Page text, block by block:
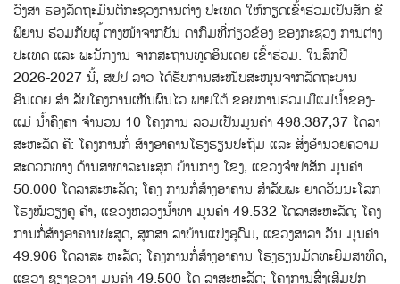
ວົງສາ ຮອງລັດຖະມົນຕີກະຊວງການຕ່າງ ປະເທດ ໃຫ້ກຽດເຂົ້າຮ່ວມເປັນສັກ ຂີ
ພິຍານ ຮ່ວມກັບຜູ ້ຕາງໜ້າຈາກບັນ ດາກົມທີ່ກ່ຽວຂ້ອງ ຂອງກະຊວງ ການຕ່າງ
ປະເທດ ແລະ ພະນັກງານ ຈາກສະຖານທູດອິນເດຍ ເຂົ້າຮ່ວມ. ໃນສົກປີ
2026-2027 ນີ້, ສປປ ລາວ ໄດ້ຮັບການສະໜັບສະໜູນຈາກລັດຖະບານ
ອິນເດຍ ສຳ ລັບໂຄງການເຫັນຜົນໄວ ພາຍໃຕ້ ຂອບການຮ່ວມມືແມ່ນ້ຳຂອງ-
ແມ່ ນ້ຳຄົງຄາ ຈຳນວນ 10 ໂຄງການ ລວມເປັນມູນຄ່າ 498.387,37 ໂດລາ
ສະຫະລັດ ຄື: ໂຄງການກໍ່ ສ້າງອາຄານໂຮງຮຽນປະຖົມ ແລະ ສິ່ງອໍານວຍຄວາມ
ສະດວກທາງ ດ້ານສາທາລະນະສຸກ ບ້ານກາງ ໂຂງ, ແຂວງຈຳປາສັກ ມູນຄ່າ
50.000 ໂດລາສະຫະລັດ; ໂຄງ ການກໍ່ສ້າງອາຄານ ສຳລັບພະ ຍາດວັນນະໂລກ
ໂຮງໝໍວຽງຄູ ຄຳ, ແຂວງຫລວງນໍ້າທາ ມູນຄ່າ 49.532 ໂດລາສະຫະລັດ; ໂຄງ
ການກໍ່ສ້າງອາຄານປະສູດ, ສຸກສາ ລາບ້ານແບ່ງອຸດົມ, ແຂວງສາລາ ວັນ ມູນຄ່າ
49.906 ໂດລາສະ ຫະລັດ; ໂຄງການກໍ່ສ້າງອາຄານ ໂຮງຮຽນມັດທະຍົມສາທິດ,
ແຂວງ ຊຽງຂວາງ ມູນຄ່າ 49.500 ໂດ ລາສະຫະລັດ; ໂຄງການສົ່ງເສີມປູກ